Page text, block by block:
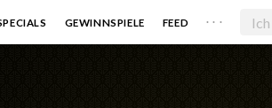
GEWINNSPIELE FEED . . .